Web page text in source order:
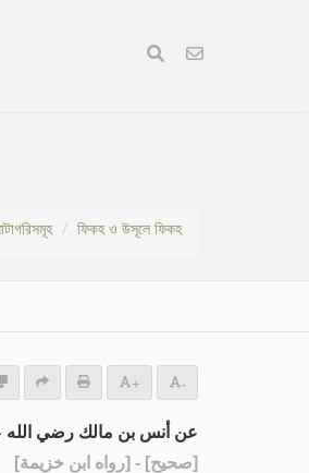
ফিকহ ও উসূলে ফিকহ
+ -
عن أنس بن مالك رضي الله
[صحيح] - [رواه ابن خزيمة]